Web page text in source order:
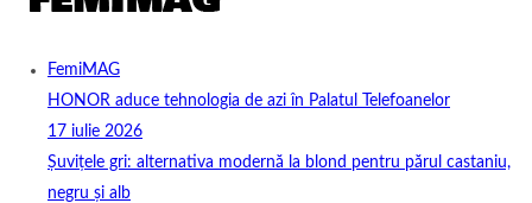
FemiMAG
HONOR aduce tehnologia de azi în Palatul Telefoanelor
17 iulie 2026
Șuvițele gri: alternativa modernă la blond pentru părul castaniu,
negru și alb